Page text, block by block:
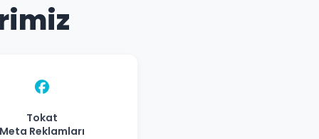
Tokat
Meta Reklamları